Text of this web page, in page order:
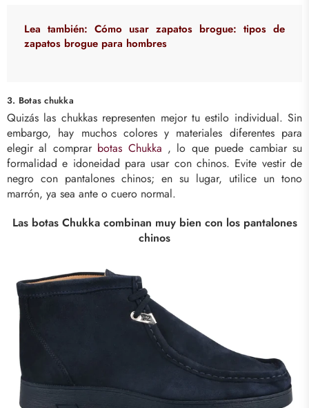
Lea también: Cómo usar zapatos brogue: tipos de
zapatos brogue para hombres
3. Botas chukka
Quizás las chukkas representen mejor tu estilo individual. Sin
embargo, hay muchos colores y materiales diferentes para
elegir al comprar botas Chukka , lo que puede cambiar su
formalidad e idoneidad para usar con chinos. Evite vestir de
negro con pantalones chinos; en su lugar, utilice un tono
marrón, ya sea ante o cuero normal.
Las botas Chukka combinan muy bien con los pantalones
chinos